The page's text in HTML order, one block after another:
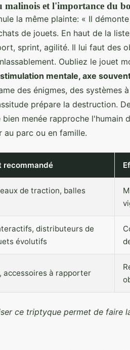
malinois et l'importance du
la même plainte: « Il
de jouets. En haut de la
sprint, agilité. Il lui faut des
Oubliez le jouet
mentale, axe
des énigmes, des systèmes
prépare la destruction.
bien menée rapproche l'humain
parc ou en famille.
recommandé
de traction, balles
distributeurs de
évolutifs
accessoires à rapporter
ce triptyque permet de faire